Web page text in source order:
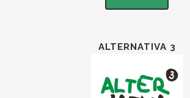
ALTERNATIVA 3